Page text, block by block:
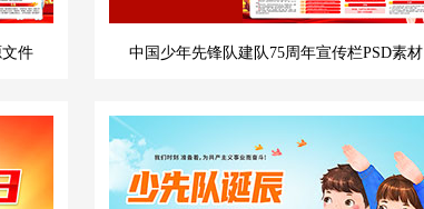
件 中国少年先锋队建队75周年宣传栏PSD素材